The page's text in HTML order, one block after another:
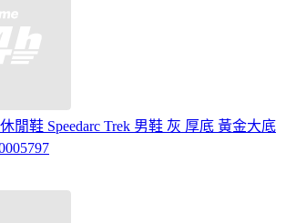
閒鞋 Speedarc Trek 男鞋 灰 厚底 黃金大底